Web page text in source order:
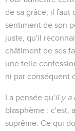
de sa grâce, il faut
sentiment de son
juste, qu'il
châtiment de ses
une telle
ni par conséquent
La pensée qu'il y a
blasphème : c'est,
suprême. Ce qui